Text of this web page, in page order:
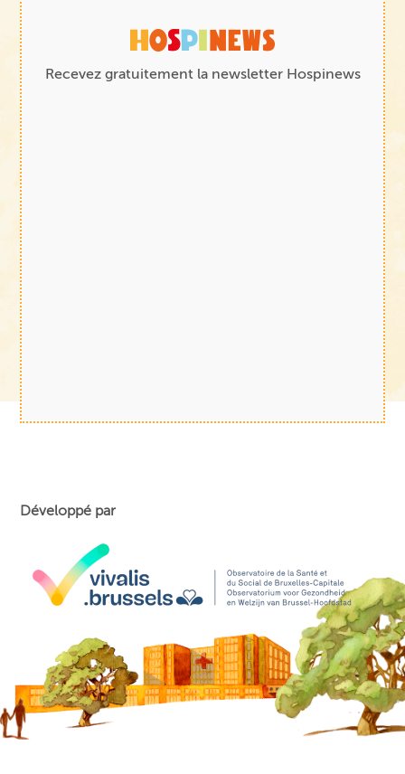
Recevez gratuitement la newsletter Hospinews
Développé par